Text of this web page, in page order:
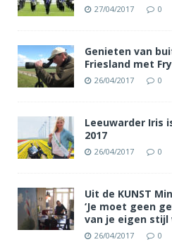
27/04/2017 0
Genieten van
Friesland met
26/04/2017 0
Leeuwarder Iris
2017
26/04/2017 0
Uit de KUNST
‘Je moet geen
van je eigen stijl
26/04/2017 0